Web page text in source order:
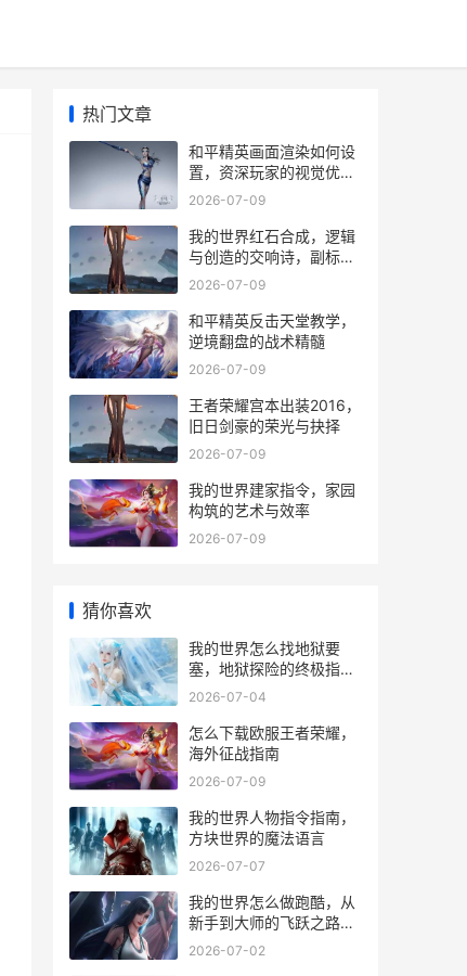
热门文章
和平精英画面渲染如何设
置，资深玩家的视觉优化
指南副标题，极致画面与
2026-07-09
我的世界红石合成，逻辑
与创造的交响诗，副标
题，方块世界里的电子灵
2026-07-09
和平精英反击天堂教学，
逆境翻盘的战术精髓
2026-07-09
王者荣耀宫本出装2016，
旧日剑豪的荣光与抉择
2026-07-09
我的世界建家指令，家园
构筑的艺术与效率
2026-07-09
猜你喜欢
我的世界怎么找地狱要
塞，地狱探险的终极指
南，副标题，资深玩家的
2026-07-04
怎么下载欧服王者荣耀，
海外征战指南
2026-07-09
我的世界人物指令指南，
方块世界的魔法语言
2026-07-07
我的世界怎么做跑酷，从
新手到大师的飞跃之路，
副标题，方块间的舞蹈艺
2026-07-02